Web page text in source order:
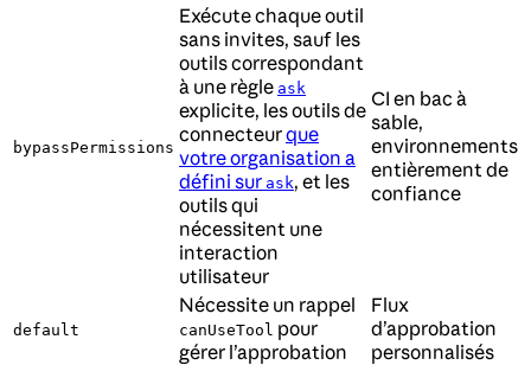
bypassPermissions
Exécute chaque outil
sans invites, sauf les
outils correspondant
à une règle ask
explicite, les outils de
connecteurque
votre organisation a
défini sur ask, et les
outils qui
nécessitent une
interaction
utilisateur
CI en bac à
sable,
environnements
entièrement de
confiance
default
Nécessite un rappel
canUseTool pour
gérer l’approbation
Flux
d’approbation
personnalisés